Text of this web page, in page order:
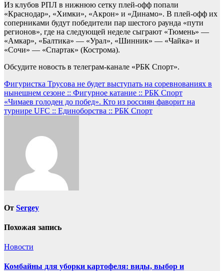
Из клубов РПЛ в нижнюю сетку плей-офф попали
«Краснодар», «Химки», «Акрон» и «Динамо». В плей-офф их
соперниками будут победители пар шестого раунда «пути
регионов», где на следующей неделе сыграют «Тюмень» —
«Амкар», «Балтика» — «Урал», «Шинник» — «Чайка» и
«Сочи» — «Спартак» (Кострома).
Обсудите новость в телеграм-канале «РБК Спорт».
Навигация
по
записям
Фигуристка Трусова не будет выступать на соревнованиях в
нынешнем сезоне :: Фигурное катание :: РБК Спорт
«Чимаев голоден до побед». Кто из россиян фаворит на
турнире UFC :: Единоборства :: РБК Спорт
От Sergey
Похожая запись
Новости
Комбайны для уборки картофеля: виды, выбор и